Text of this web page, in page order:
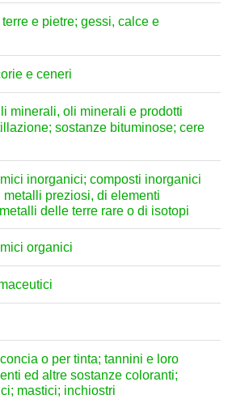
e pietre; gessi, calce e
e ceneri
minerali, oli minerali e prodotti
sostanze bituminose; cere
inorganici; composti inorganici
preziosi, di elementi
delle terre rare o di isotopi
organici
o per tinta; tannini e loro
ed altre sostanze coloranti;
mastici; inchiostri